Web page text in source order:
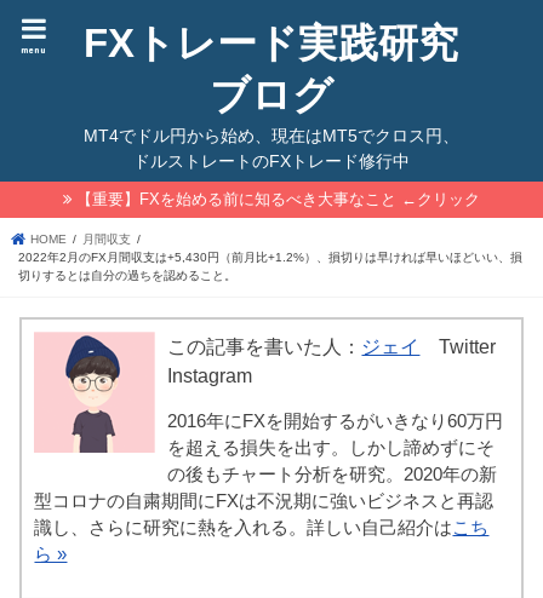
FXトレード実践研究
ブログ
MT4でドル円から始め、現在はMT5でクロス円、
ドルストレートのFXトレード修行中
menu
【重要】FXを始める前に知るべき大事なこと ←クリック
HOME
月間収支
2022年2月のFX月間収支は+5,430円（前月比+1.2%）、損切りは早ければ早いほどいい、損
切りするとは自分の過ちを認めること。
この記事を書いた人： ジェイ
Twitter
Instagram
2016年にFXを開始するがいきなり60万円
を超える損失を出す。しかし諦めずにそ
の後もチャート分析を研究。2020年の新
型コロナの自粛期間にFXは不況期に強いビジネスと再認
識し、さらに研究に熱を入れる。詳しい自己紹介はこち
ら »